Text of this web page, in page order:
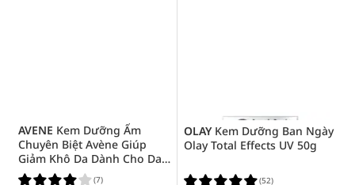
AVENE Kem Dưỡng Ẩm
Chuyên Biệt Avène Giúp
Giảm Khô Da Dành Cho Da
Rất Khô Và Da Nhạy Cảm
(7)
OLAYKem Dưỡng Ban Ngày
Olay Total Effects UV 50g
(52)